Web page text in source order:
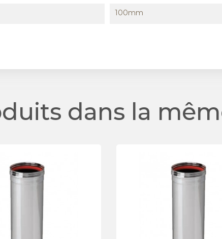
100mm
dans la